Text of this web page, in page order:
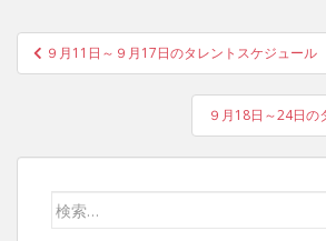
投
稿
ゲ
９月11日～９月17日のタレントスケジュール
９月18日～24日の
検